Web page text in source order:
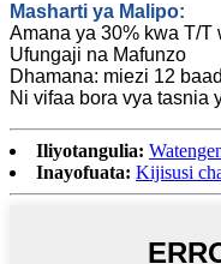
Masharti ya Malipo:
Amana ya 30% kwa T/
Ufungaji na Mafunzo
Dhamana: miezi 12
Ni vifaa bora vya tasnia
Iliyotangulia:
Inayofuata: Kijisusi